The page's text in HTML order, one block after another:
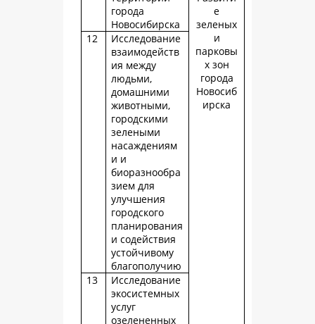
е
зеленых
и
парковы
х зон
города
Новосиб
ирска
города
Новосибирска
12
Исследование
взаимодейств
ия между
людьми,
домашними
животными,
городскими
зелеными
насаждениям
и и
биоразнообра
зием для
улучшения
городского
планирования
и содействия
устойчивому
благополучию
13
Исследование
экосистемных
услуг
озелененных